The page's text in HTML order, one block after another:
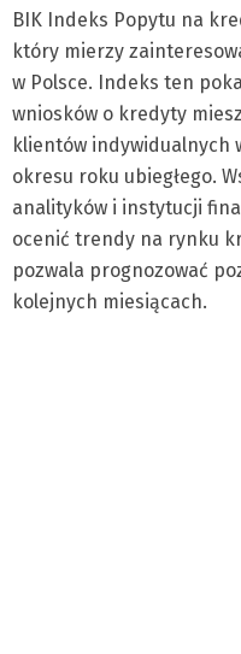
BIK Indeks Popytu na
który mierzy
w Polsce. Indeks ten
wniosków o kredyty
klientów indywidualnych
okresu roku ubiegłego.
analityków i instytucji
ocenić trendy na rynku
pozwala prognozować
kolejnych miesiącach.